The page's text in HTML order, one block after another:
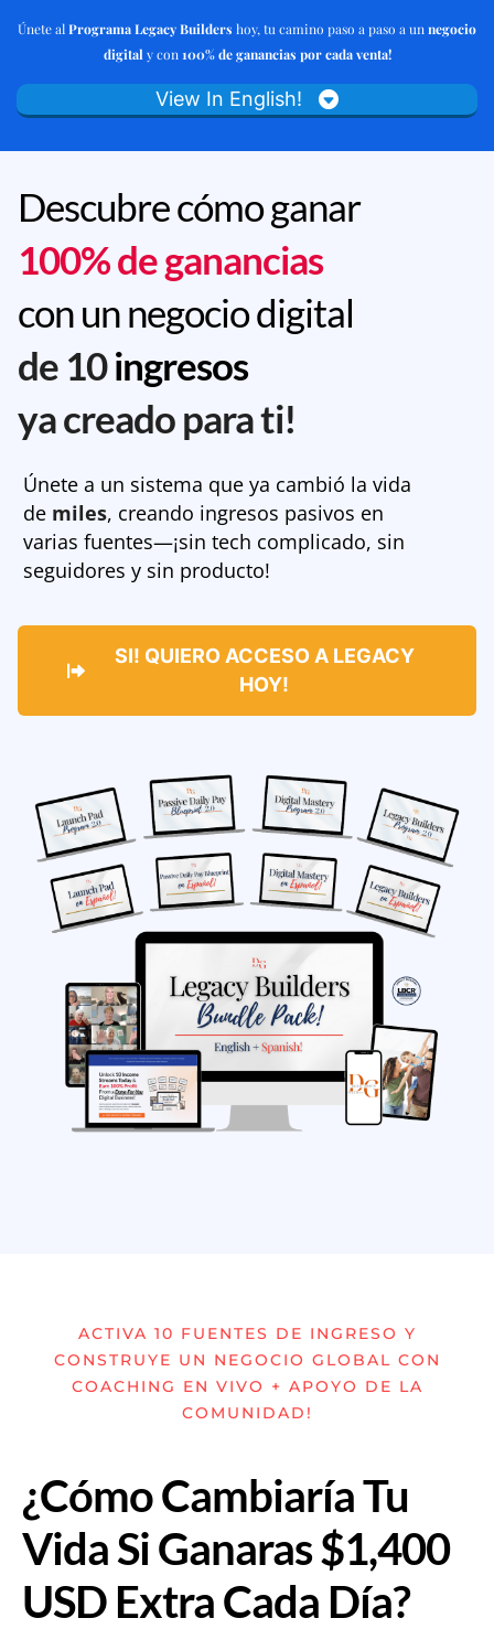
Únete alPrograma Legacy Builders hoy, tu camino paso a paso a un negocio
digital y con 100% de ganancias por cada venta!
View In English!
Descubre cómo ganar
100% de ganancias
con un negocio digital
de 10ingresos
ya creado para ti!
Únete a un sistema que ya cambió la vida
de miles, creando ingresos pasivos en
varias fuentes—¡sin tech complicado, sin
seguidores y sin producto!
SI! QUIERO ACCESO A LEGACY
HOY!
ACTIVA 10 FUENTES DE INGRESO Y
CONSTRUYE UN NEGOCIO GLOBAL CON
COACHING EN VIVO + APOYO DE LA
COMUNIDAD!
¿Cómo Cambiaría Tu
Vida Si Ganaras $1,400
USD Extra Cada Día?